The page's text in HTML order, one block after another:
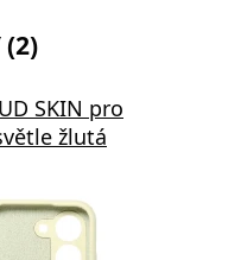
(2)
SKIN pro
žlutá